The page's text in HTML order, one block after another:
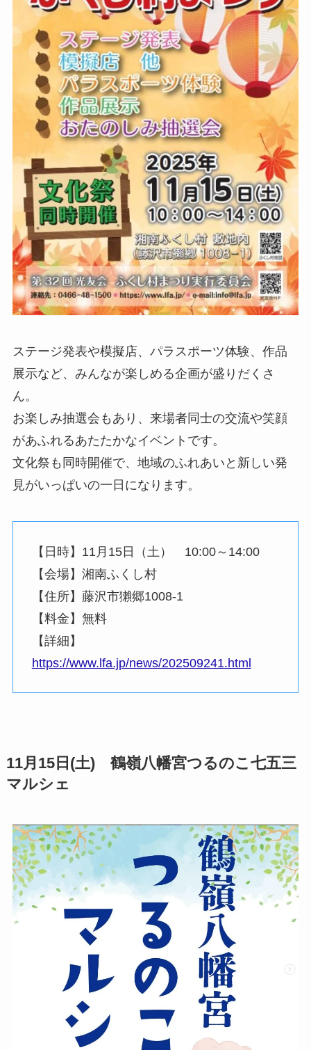
ステージ発表や模擬店、パラスポーツ体験、作品
展示など、みんなが楽しめる企画が盛りだくさ
ん。
お楽しみ抽選会もあり、来場者同士の交流や笑顔
があふれるあたたかなイベントです。
文化祭も同時開催で、地域のふれあいと新しい発
見がいっぱいの一日になります。
【日時】11月15日（土） 10:00～14:00
【会場】湘南ふくし村
【住所】藤沢市獺郷1008‐1
【料金】無料
【詳細】
https://www.lfa.jp/news/202509241.html
11月15日(土) 鶴嶺八幡宮つるのこ七五三
マルシェ